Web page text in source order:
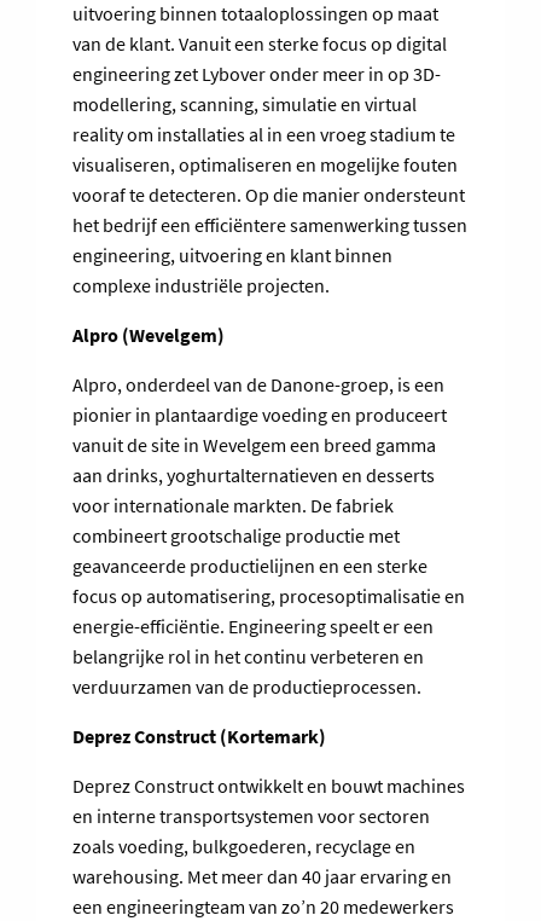
uitvoering binnen totaaloplossingen op maat
van de klant. Vanuit een sterke focus op digital
engineering zet Lybover onder meer in op 3D-
modellering, scanning, simulatie en virtual
reality om installaties al in een vroeg stadium te
visualiseren, optimaliseren en mogelijke fouten
vooraf te detecteren. Op die manier ondersteunt
het bedrijf een efficiëntere samenwerking tussen
engineering, uitvoering en klant binnen
complexe industriële projecten.
Alpro (Wevelgem)
Alpro, onderdeel van de Danone-groep, is een
pionier in plantaardige voeding en produceert
vanuit de site in Wevelgem een breed gamma
aan drinks, yoghurtalternatieven en desserts
voor internationale markten. De fabriek
combineert grootschalige productie met
geavanceerde productielijnen en een sterke
focus op automatisering, procesoptimalisatie en
energie-efficiëntie. Engineering speelt er een
belangrijke rol in het continu verbeteren en
verduurzamen van de productieprocessen.
Deprez Construct (Kortemark)
Deprez Construct ontwikkelt en bouwt machines
en interne transportsystemen voor sectoren
zoals voeding, bulkgoederen, recyclage en
warehousing. Met meer dan 40 jaar ervaring en
een engineeringteam van zo’n 20 medewerkers